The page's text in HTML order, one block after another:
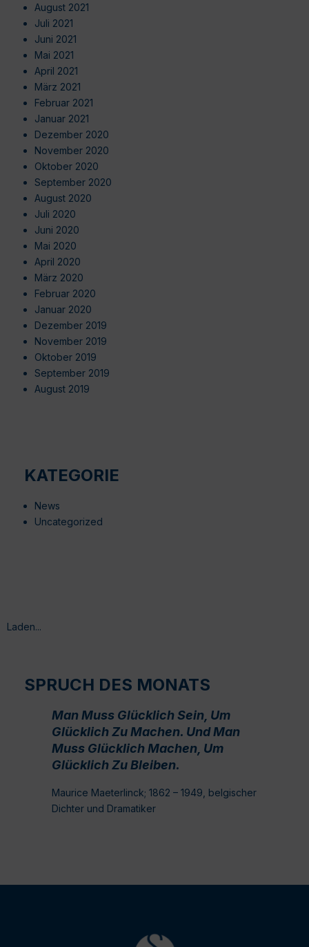
August 2021
Juli 2021
Juni 2021
Mai 2021
April 2021
März 2021
Februar 2021
Januar 2021
Dezember 2020
November 2020
Oktober 2020
September 2020
August 2020
Juli 2020
Juni 2020
Mai 2020
April 2020
März 2020
Februar 2020
Januar 2020
Dezember 2019
November 2019
Oktober 2019
September 2019
August 2019
KATEGORIE
News
Uncategorized
Laden...
SPRUCH DES MONATS
Man Muss Glücklich Sein, Um
Glücklich Zu Machen. Und Man
Muss Glücklich Machen, Um
Glücklich Zu Bleiben.
Maurice Maeterlinck; 1862 – 1949, belgischer
Dichter und Dramatiker